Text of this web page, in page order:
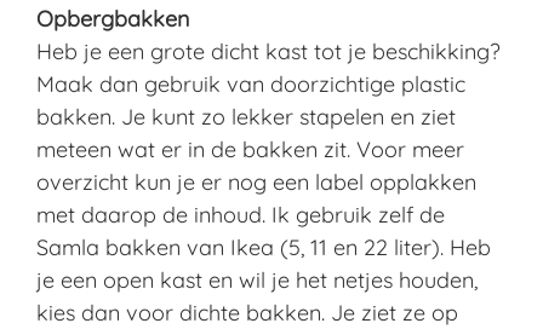
Opbergbakken
Heb je een grote dicht kast tot je beschikking?
Maak dan gebruik van doorzichtige plastic
bakken. Je kunt zo lekker stapelen en ziet
meteen wat er in de bakken zit. Voor meer
overzicht kun je er nog een label opplakken
met daarop de inhoud. Ik gebruik zelf de
Samla bakken van Ikea (5, 11 en 22 liter). Heb
je een open kast en wil je het netjes houden,
kies dan voor dichte bakken. Je ziet ze op